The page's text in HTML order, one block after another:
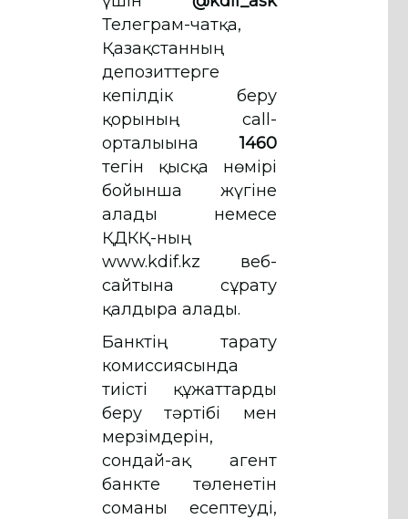
Телеграм-чатқа,
Қазақстанның
депозиттерге
кепілдік беру
қорының call-
орталығына1460
тегін қысқа нөмірі
бойынша жүгіне
алады немесе
ҚДКҚ-ның
www.kdif.kz веб-
сайтына сұрату
қалдыра алады.
Банктің тарату
комиссиясында
тиісті құжаттарды
беру тәртібі мен
мерзімдерін,
сондай-ақ агент
банкте төленетін
соманы есептеуді,